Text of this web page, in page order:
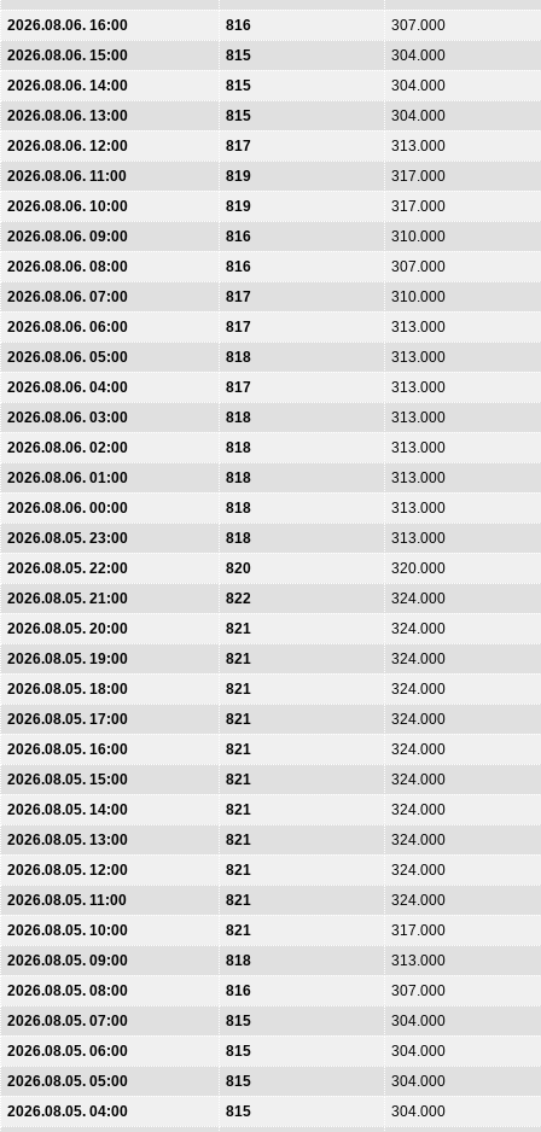
2026.08.06. 16:00
816
307.000
2026.08.06. 15:00
815
304.000
2026.08.06. 14:00
815
304.000
2026.08.06. 13:00
815
304.000
2026.08.06. 12:00
817
313.000
2026.08.06. 11:00
819
317.000
2026.08.06. 10:00
819
317.000
2026.08.06. 09:00
816
310.000
2026.08.06. 08:00
816
307.000
2026.08.06. 07:00
817
310.000
2026.08.06. 06:00
817
313.000
2026.08.06. 05:00
818
313.000
2026.08.06. 04:00
817
313.000
2026.08.06. 03:00
818
313.000
2026.08.06. 02:00
818
313.000
2026.08.06. 01:00
818
313.000
2026.08.06. 00:00
818
313.000
2026.08.05. 23:00
818
313.000
2026.08.05. 22:00
820
320.000
2026.08.05. 21:00
822
324.000
2026.08.05. 20:00
821
324.000
2026.08.05. 19:00
821
324.000
2026.08.05. 18:00
821
324.000
2026.08.05. 17:00
821
324.000
2026.08.05. 16:00
821
324.000
2026.08.05. 15:00
821
324.000
2026.08.05. 14:00
821
324.000
2026.08.05. 13:00
821
324.000
2026.08.05. 12:00
821
324.000
2026.08.05. 11:00
821
324.000
2026.08.05. 10:00
821
317.000
2026.08.05. 09:00
818
313.000
2026.08.05. 08:00
816
307.000
2026.08.05. 07:00
815
304.000
2026.08.05. 06:00
815
304.000
2026.08.05. 05:00
815
304.000
2026.08.05. 04:00
815
304.000